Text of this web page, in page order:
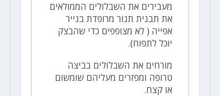
מעבירים את השבלולים הממולאים
את תבנית תנור מרופדת בנייר
אפייה ( לא מצופפים כדי שהבצק
יוכל לתפוח).
מורחים את השבלולים בביצה
טרופה ומפזרים מעליהם שומשום
או קצח.